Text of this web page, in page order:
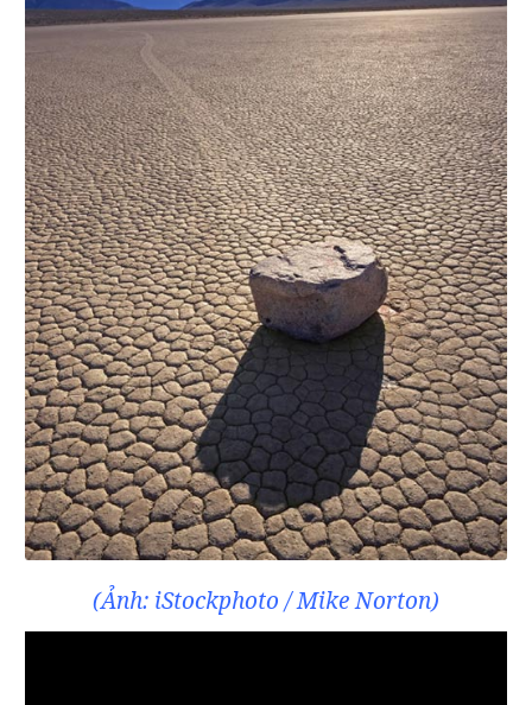
(Ảnh: iStockphoto / Mike Norton)